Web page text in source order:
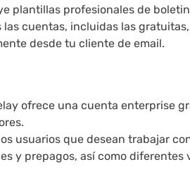
plantillas profesionales de
las cuentas, incluidas las
desde tu cliente de email.
ofrece una cuenta enterprise
usuarios que desean trabajar
y prepagos, así como